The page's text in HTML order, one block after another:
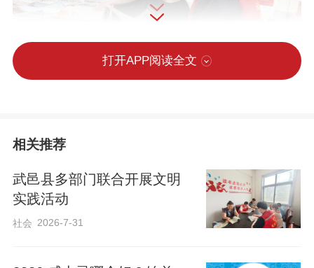
网络文明志愿者结合真实案例，用通俗易
民生活息息相关的常见谣言。针对日常高
频接触的健康养生谣言、网络传言、不实
民生资讯等内容，逐一拆解谣言套路、剖
打开APP阅读全文
相关推荐
武邑县多部门联合开展文明
实践活动
社会 2026-7-31